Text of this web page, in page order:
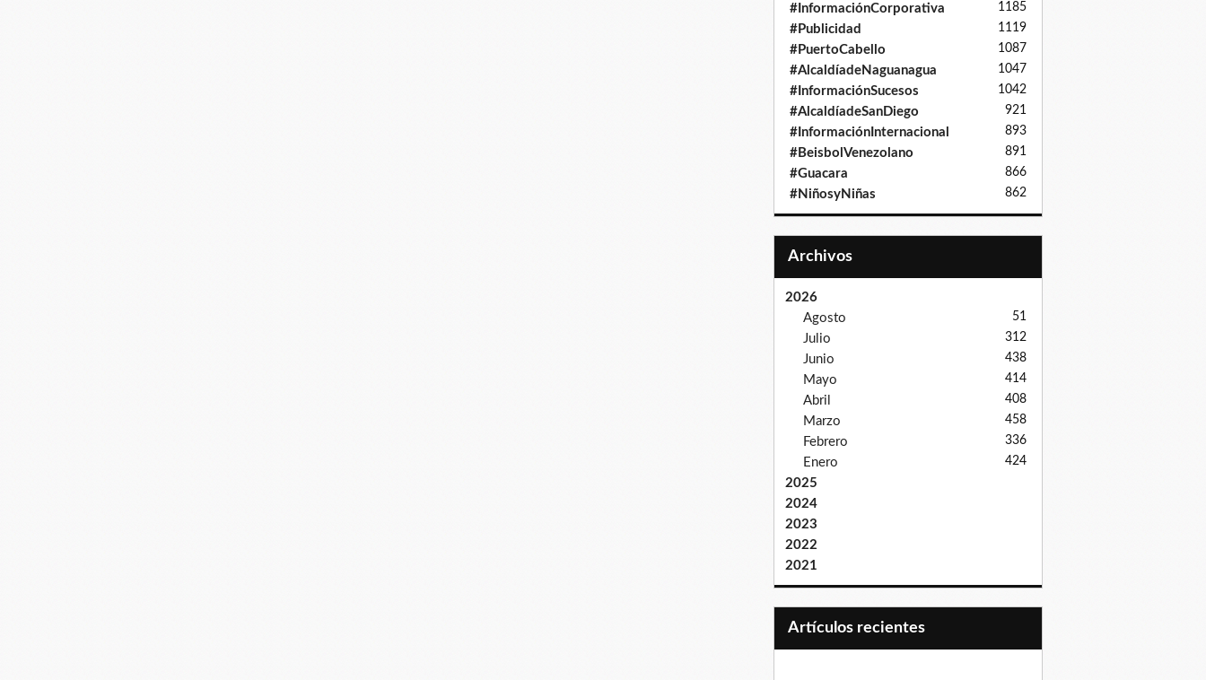
#InformaciónCorporativa 1185
#Publicidad 1119
#PuertoCabello 1087
#AlcaldíadeNaguanagua 1047
#InformaciónSucesos 1042
#AlcaldíadeSanDiego 921
#InformaciónInternacional 893
#BeisbolVenezolano 891
#Guacara 866
#NiñosyNiñas 862
Archivos
2026
Agosto
51
Julio 312
Junio 438
Mayo 414
Abril 408
Marzo 458
Febrero 336
Enero 424
2025
2024
2023
2022
2021
Artículos recientes